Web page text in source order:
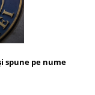
spune pe nume